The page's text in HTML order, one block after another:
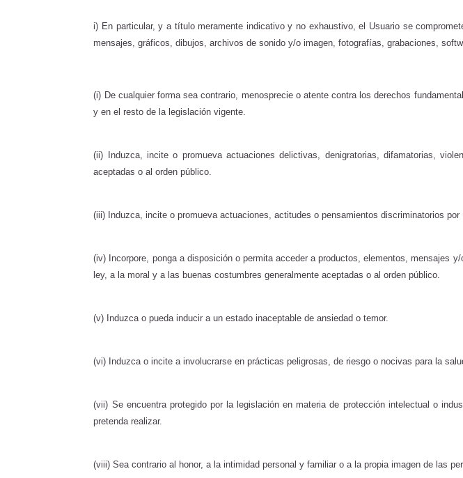
i) En particular, y a título meramente indicativo y no exhaustivo, el Usuario se
mensajes, gráficos, dibujos, archivos de sonido y/o imagen, fotografías, grabaciones,
(i) De cualquier forma sea contrario, menosprecie o atente contra los derechos
y en el resto de la legislación vigente.
(ii) Induzca, incite o promueva actuaciones delictivas, denigratorias, difamatorias,
aceptadas o al orden público.
(iii) Induzca, incite o promueva actuaciones, actitudes o pensamientos discriminatorios
(iv) Incorpore, ponga a disposición o permita acceder a productos, elementos, mensajes
ley, a la moral y a las buenas costumbres generalmente aceptadas o al orden público.
(v) Induzca o pueda inducir a un estado inaceptable de ansiedad o temor.
(vi) Induzca o incite a involucrarse en prácticas peligrosas, de riesgo o nocivas para la
(vii) Se encuentra protegido por la legislación en materia de protección intelectual o
pretenda realizar.
(viii) Sea contrario al honor, a la intimidad personal y familiar o a la propia imagen de las